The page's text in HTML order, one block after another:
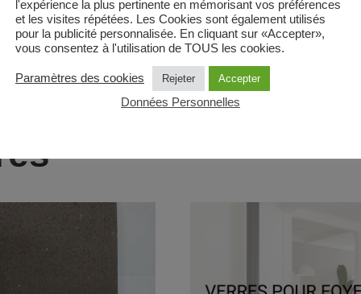
Monaco) uniquement. Si livraison hors France
l'expérience la plus pertinente en mémorisant vos préférences
et les visites répétées. Les Cookies sont également utilisés
pour la publicité personnalisée. En cliquant sur «Accepter»,
vous consentez à l'utilisation de TOUS les cookies.
Paramètres des cookies Rejeter Accepter
Données Personnelles